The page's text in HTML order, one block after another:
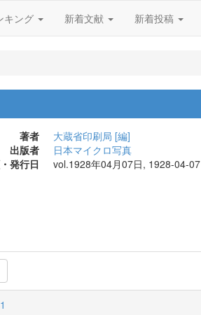
キング 新着文献 新着投稿
著者
大蔵省印刷局 [編]
出版者
日本マイクロ写真
発行日
vol.1928年04月07日, 1928-04-07